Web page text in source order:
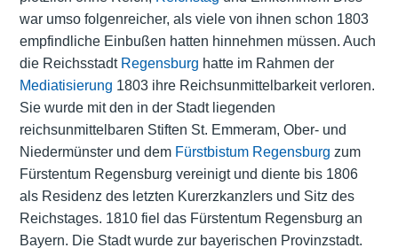
war umso folgenreicher, als viele von ihnen schon 1803
empfindliche Einbußen hatten hinnehmen müssen. Auch
die Reichsstadt Regensburg hatte im Rahmen der
Mediatisierung 1803 ihre Reichsunmittelbarkeit verloren.
Sie wurde mit den in der Stadt liegenden
reichsunmittelbaren Stiften St. Emmeram, Ober- und
Niedermünster und dem Fürstbistum Regensburg zum
Fürstentum Regensburg vereinigt und diente bis 1806
als Residenz des letzten Kurerzkanzlers und Sitz des
Reichstages. 1810 fiel das Fürstentum Regensburg an
Bayern. Die Stadt wurde zur bayerischen Provinzstadt.